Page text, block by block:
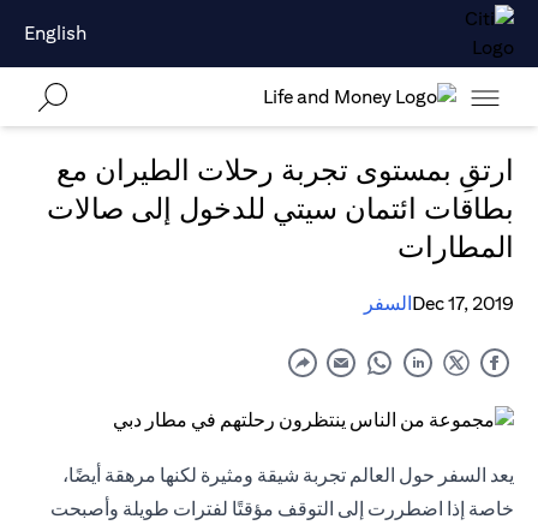
English
ارتقِ بمستوى تجربة رحلات الطيران مع
بطاقات ائتمان سيتي للدخول إلى صالات
المطارات
Dec 17, 2019السفر
يعد السفر حول العالم تجربة شيقة ومثيرة لكنها مرهقة أيضًا،
خاصة إذا اضطررت إلى التوقف مؤقتًا لفترات طويلة وأصبحت